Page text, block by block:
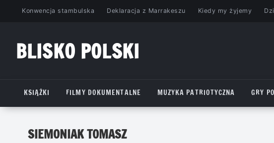
PrzejdźKonwencja stambulska Deklaracja z Marrakeszu Kiedy my żyjemy
BLISKO POLSKI
KSIĄŻKI
FILMY DOKUMENTALNE MUZYKA PATRIOTYCZNA GRY
SIEMONIAK TOMASZ